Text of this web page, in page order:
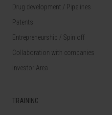
Drug development / Pipelines
Patents
Entrepreneurship / Spin off
Collaboration with companies
Investor Area
TRAINING